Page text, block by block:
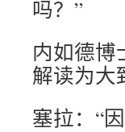
吗？”
内如德博
解读为
塞拉：“